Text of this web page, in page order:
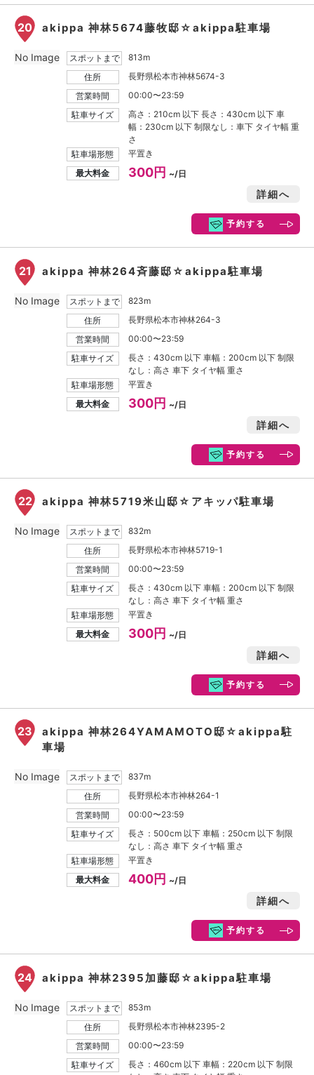
20 akippa 神林5674藤牧邸☆akippa駐車場
スポットまで
813m
住所
長野県松本市神林5674-3
営業時間
00:00〜23:59
駐車サイズ
高さ：210cm 以下 長さ：430cm 以下 車
幅：230cm 以下 制限なし：車下 タイヤ幅 重
さ
駐車場形態
平置き
最大料金
300円 ~/日
詳細へ
予約する
No Image
21 akippa 神林264斉藤邸☆akippa駐車場
スポットまで
823m
住所
長野県松本市神林264-3
営業時間
00:00〜23:59
駐車サイズ
長さ：430cm 以下 車幅：200cm 以下 制限
なし：高さ 車下 タイヤ幅 重さ
駐車場形態
平置き
最大料金
300円 ~/日
詳細へ
予約する
No Image
22 akippa 神林5719米山邸☆アキッパ駐車場
スポットまで
832m
住所
長野県松本市神林5719-1
営業時間
00:00〜23:59
駐車サイズ
長さ：430cm 以下 車幅：200cm 以下 制限
なし：高さ 車下 タイヤ幅 重さ
駐車場形態
平置き
最大料金
300円 ~/日
詳細へ
予約する
No Image
23
akippa 神林264YAMAMOTO邸☆akippa駐
車場
スポットまで
837m
住所
長野県松本市神林264-1
営業時間
00:00〜23:59
駐車サイズ
長さ：500cm 以下 車幅：250cm 以下 制限
なし：高さ 車下 タイヤ幅 重さ
駐車場形態
平置き
最大料金
400円 ~/日
詳細へ
予約する
No Image
24 akippa 神林2395加藤邸☆akippa駐車場
スポットまで
853m
住所
長野県松本市神林2395-2
営業時間
00:00〜23:59
駐車サイズ
長さ：460cm 以下 車幅：220cm 以下 制限
No Image